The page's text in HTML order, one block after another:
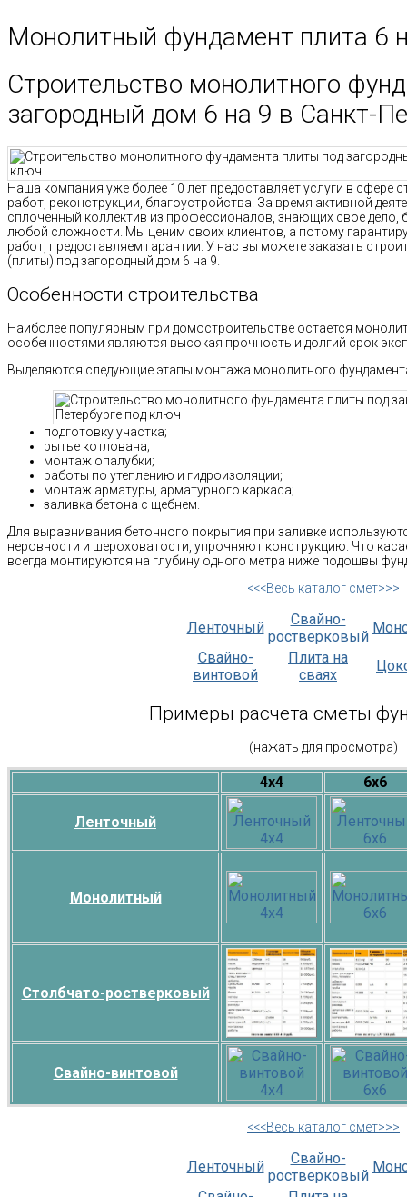
Монолитный фундамент плита 6
Строительство монолитного
загородный дом 6 на 9 в Санкт-
Наша компания уже более 10 лет предоставляет услуги в сфере
работ, реконструкции, благоустройства. За время активной
сплоченный коллектив из профессионалов, знающих свое дело,
любой сложности. Мы ценим своих клиентов, а потому
работ, предоставляем гарантии. У нас вы можете заказать
(плиты) под загородный дом 6 на 9.
Особенности строительства
Наиболее популярным при домостроительстве остается
особенностями являются высокая прочность и долгий срок
Выделяются следующие этапы монтажа монолитного
подготовку участка;
рытье котлована;
монтаж опалубки;
работы по утеплению и гидроизоляции;
монтаж арматуры, арматурного каркаса;
заливка бетона с щебнем.
Для выравнивания бетонного покрытия при заливке
неровности и шероховатости, упрочняют конструкцию. Что
всегда монтируются на глубину одного метра ниже подошвы
<<<Весь каталог смет>>>
Ленточный
Свайно-
ростверковый
Свайно-
винтовой
Плита на
сваях
Примеры расчета сметы
(нажать для просмотра)
4х4 6х6
Ленточный
Монолитный
Столбчато-ростверковый
Свайно-винтовой
<<<Весь каталог смет>>>
Ленточный
Свайно-
ростверковый